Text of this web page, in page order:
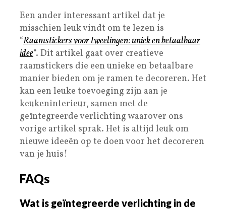
Een ander interessant artikel dat je
misschien leuk vindt om te lezen is
“Raamstickers voor tweelingen: uniek en betaalbaar
idee“. Dit artikel gaat over creatieve
raamstickers die een unieke en betaalbare
manier bieden om je ramen te decoreren. Het
kan een leuke toevoeging zijn aan je
keukeninterieur, samen met de
geïntegreerde verlichting waarover ons
vorige artikel sprak. Het is altijd leuk om
nieuwe ideeën op te doen voor het decoreren
van je huis!
FAQs
Wat is geïntegreerde verlichting in de